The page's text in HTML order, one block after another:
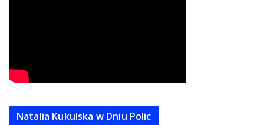
Natalia Kukulska w Dniu Polic